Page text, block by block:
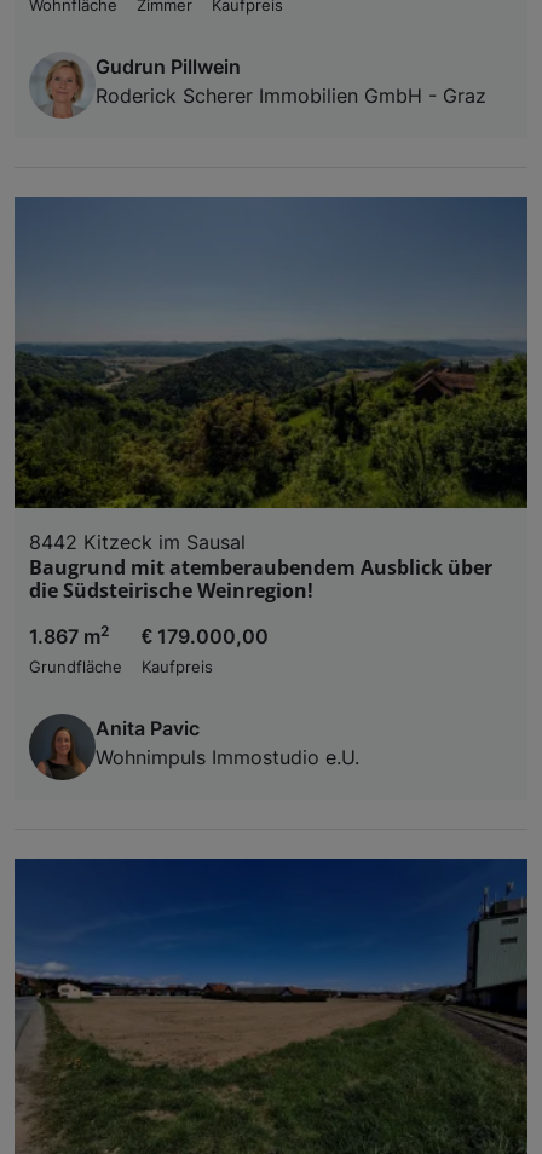
Wohnfläche Zimmer Kaufpreis
Gudrun Pillwein
Roderick Scherer Immobilien GmbH - Graz
8442 Kitzeck im Sausal
Baugrund mit atemberaubendem Ausblick über
die Südsteirische Weinregion!
1.867 m2
Grundfläche
€ 179.000,00
Kaufpreis
Anita Pavic
Wohnimpuls Immostudio e.U.